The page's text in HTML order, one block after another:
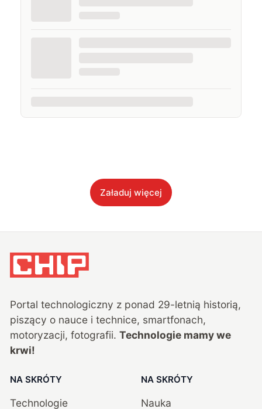
Załaduj więcej
Portal technologiczny z ponad 29-letnią historią,
piszący o nauce i technice, smartfonach,
motoryzacji, fotografii. Technologie mamy we
krwi!
NA SKRÓTY
Technologie
NA SKRÓTY
Nauka